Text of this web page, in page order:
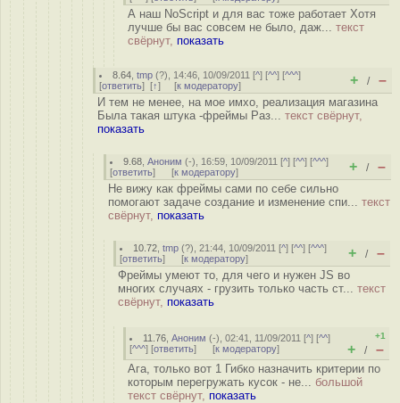
А наш NoScript и для вас тоже работает Хотя
лучше бы вас совсем не было, даж... текст
свёрнут, показать
8.64 ,tmp (?), 14:46, 10/09/2011 [^] [^^] [^^^]
[ответить] [↑] [к модератору] + / –
И тем не менее, на мое имхо, реализация магазина
Была такая штука -фреймы Раз... текст свёрнут,
показать
9.68 ,Аноним (-), 16:59, 10/09/2011 [^] [^^] [^^^]
[ответить] [к модератору] + / –
Не вижу как фреймы сами по себе сильно
помогают задаче создание и изменение спи... текст
свёрнут, показать
10.72 ,tmp (?), 21:44, 10/09/2011 [^] [^^] [^^^]
[ответить] [к модератору] + / –
Фреймы умеют то, для чего и нужен JS во
многих случаях - грузить только часть ст... текст
свёрнут, показать
11.76 ,Аноним (-), 02:41, 11/09/2011 [^] [^^]
[^^^] [ответить] [к модератору]
+1
+ / –
Ага, только вот 1 Гибко назначить критерии по
которым перегружать кусок - не... большой
текст свёрнут, показать